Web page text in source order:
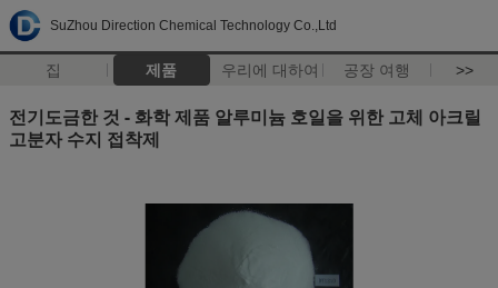
SuZhou Direction Chemical Technology Co.,Ltd
집 제품 우리에 대하여 공장 여행 >>
전기도금한 것 - 화학 제품 알루미늄 호일을 위한 고체 아크릴
고분자 수지 접착제